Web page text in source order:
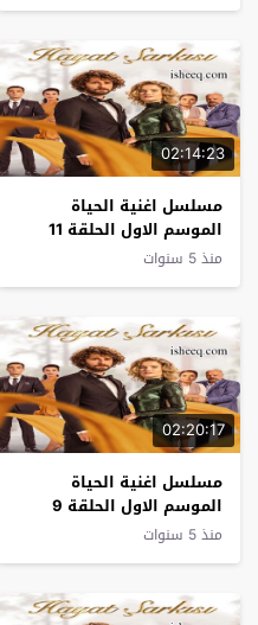
02:14:23
مسلسل اغنية الحياة
الموسم الاول الحلقة 11
منذ 5 سنوات
02:20:17
مسلسل اغنية الحياة
الموسم الاول الحلقة 9
منذ 5 سنوات